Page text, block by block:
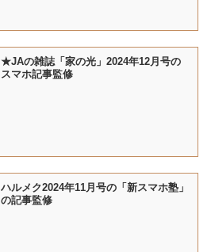
★JAの雑誌「家の光」2024年12月号の
スマホ記事監修
ハルメク2024年11月号の「新スマホ塾」
の記事監修